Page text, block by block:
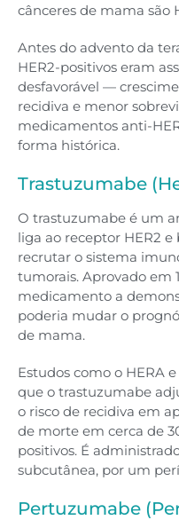
cânceres de mama são
Antes do advento da
HER2-positivos eram
desfavorável —
recidiva e menor
medicamentos anti-
forma histórica.
Trastuzumabe
O trastuzumabe é um
liga ao receptor HER2
recrutar o sistema
tumorais. Aprovado em
medicamento a
poderia mudar o
de mama.
Estudos como o HERA
que o trastuzumabe
o risco de recidiva em
de morte em cerca de
positivos. É
subcutânea, por um
Pertuzumabe